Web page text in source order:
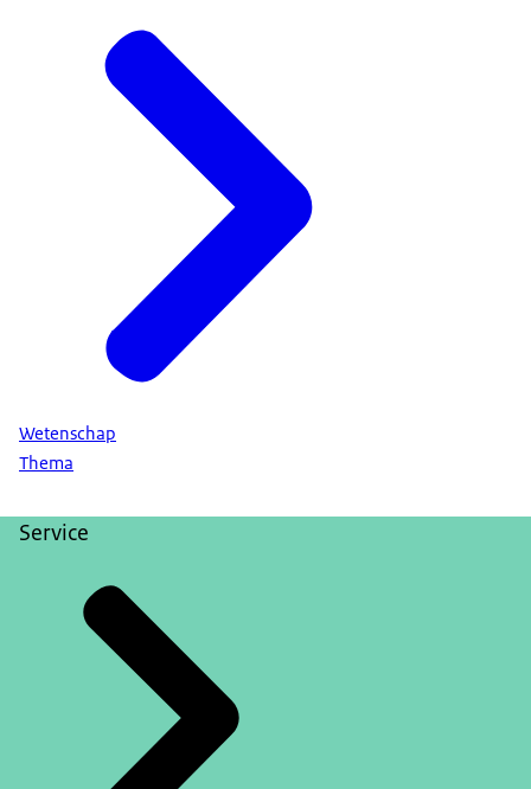
Wetenschap
Thema
Service